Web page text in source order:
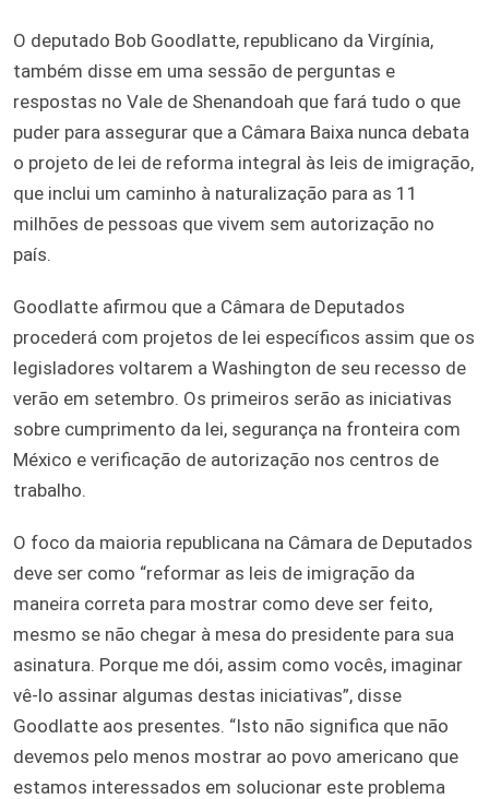
O deputado Bob Goodlatte, republicano da Virgínia,
também disse em uma sessão de perguntas e
respostas no Vale de Shenandoah que fará tudo o que
puder para assegurar que a Câmara Baixa nunca debata
o projeto de lei de reforma integral às leis de imigração,
que inclui um caminho à naturalização para as 11
milhões de pessoas que vivem sem autorização no
país.
Goodlatte afirmou que a Câmara de Deputados
procederá com projetos de lei específicos assim que os
legisladores voltarem a Washington de seu recesso de
verão em setembro. Os primeiros serão as iniciativas
sobre cumprimento da lei, segurança na fronteira com
México e verificação de autorização nos centros de
trabalho.
O foco da maioria republicana na Câmara de Deputados
deve ser como “reformar as leis de imigração da
maneira correta para mostrar como deve ser feito,
mesmo se não chegar à mesa do presidente para sua
asinatura. Porque me dói, assim como vocês, imaginar
vê-lo assinar algumas destas iniciativas”, disse
Goodlatte aos presentes. “Isto não significa que não
devemos pelo menos mostrar ao povo americano que
estamos interessados em solucionar este problema